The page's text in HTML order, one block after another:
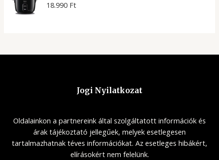
18.990 Ft
Jogi Nyilatkozat
Oldalainkon a partnereink által szolgáltatott információk és
árak tájékoztató jellegűek, melyek esetlegesen
tartalmazhatnak téves információkat. Az esetleges hibákért,
elírásokért nem felelünk.